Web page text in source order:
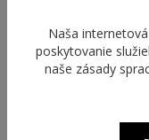
Naša
poskytovanie
naše zásady